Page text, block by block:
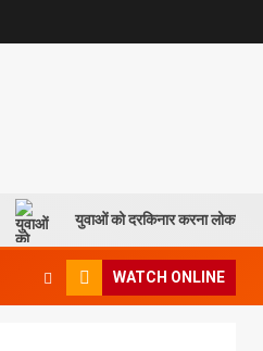
युवाओं को दरकिनार करना लोकसभा
WATCH ONLINE